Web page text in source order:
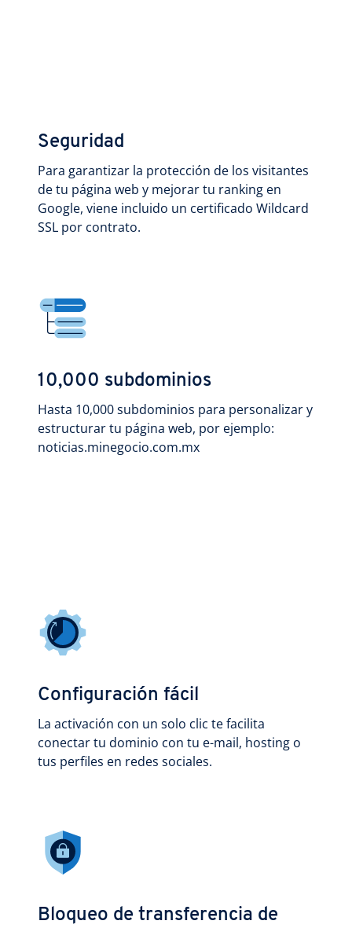
Seguridad
Para garantizar la protección de los visitantes
de tu página web y mejorar tu ranking en
Google, viene incluido un certificado Wildcard
SSL por contrato.
10,000 subdominios
Hasta 10,000 subdominios para personalizar y
estructurar tu página web, por ejemplo:
noticias.minegocio.com.mx
Configuración fácil
La activación con un solo clic te facilita
conectar tu dominio con tu e-mail, hosting o
tus perfiles en redes sociales.
Bloqueo de transferencia de